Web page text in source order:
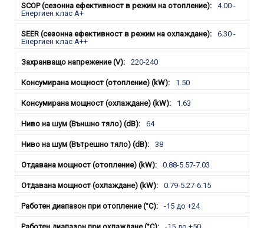
4.00 -
Енергиен клас А+
6.30 -
Енергиен клас А++
220-240
1.50
1.63
64
38
0.88-5.57-7.03
0.79-5.27-6.15
-15 до +24